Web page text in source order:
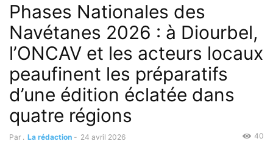
Sport
Phases Nationales des
Navétanes 2026 : à Diourbel,
l’ONCAV et les acteurs locaux
peaufinent les préparatifs
d’une édition éclatée dans
quatre régions
Par . La rédaction - 24 avril 2026 40